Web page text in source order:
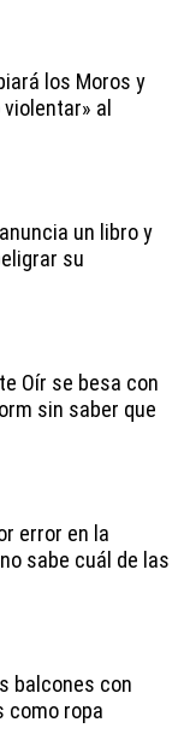
los Moros y
al
un libro y
su
Oír se besa con
sin saber que
error en la
sabe cuál de las
balcones con
como ropa